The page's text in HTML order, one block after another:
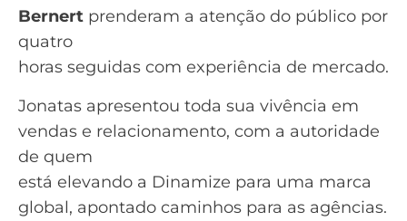
Bernert prenderam a atenção do público por
quatro
horas seguidas com experiência de mercado.
Jonatas apresentou toda sua vivência em
vendas e relacionamento, com a autoridade
de quem
está elevando a Dinamize para uma marca
global, apontado caminhos para as agências.